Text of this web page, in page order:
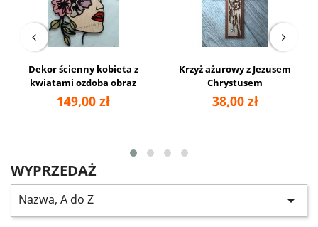
Dekor ścienny kobieta z
kwiatami ozdoba obraz
149,00 zł
Krzyż ażurowy z Jezusem
Chrystusem
38,00 zł
WYPRZEDAŻ
Nazwa, A do Z 